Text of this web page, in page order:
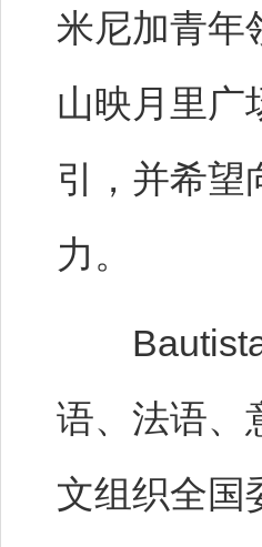
米尼加青年
山映月里广
引，并希望
力。
Bautista
语、法语、
文组织全国